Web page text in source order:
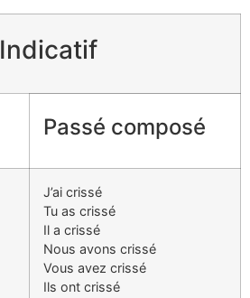
Indicatif
Passé composé
J’ai crissé
Tu as crissé
Il a crissé
Nous avons crissé
Vous avez crissé
Ils ont crissé